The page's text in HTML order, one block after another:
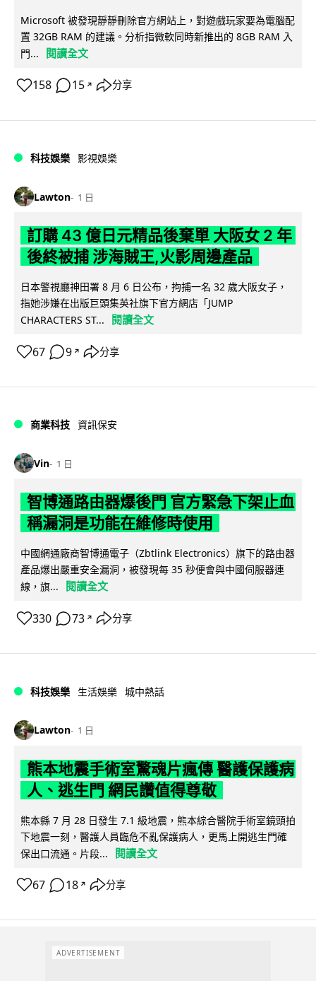
Microsoft 被發現靜靜刪除官方網站上，對遊戲玩家要為電腦配
置 32GB RAM 的建議。分析指微軟同時新推出的 8GB RAM 入
門...
閱讀全文
158 15 ↗ 分享
科技娛樂 影視娛樂
Lawton 1 日
訂購 43 億日元精品後棄單 大阪女 2 年
後終被捕 涉海賊王,火影周邊產品
日本警視廳神田署 8 月 6 日公布，拘捕一名 32 歲大阪女子，
指她涉嫌在出版巨頭集英社旗下官方網店「JUMP
CHARACTERS ST...
閱讀全文
67 9 ↗ 分享
商業科技 資訊保安
Vin 1 日
智博通路由器爆後門 官方緊急下架止血
稱漏洞是功能在維修時使用
中國網通廠商智博通電子（Zbtlink Electronics）旗下的路由器
產品爆出嚴重安全漏洞，被發現每 35 秒便會與中國伺服器連
線，旗...
閱讀全文
330 73 ↗ 分享
科技娛樂 生活娛樂 城中熱話
Lawton 1 日
熊本地震手術室驚魂片瘋傳 醫護保護病
人、逃生門 網民讚值得尊敬
熊本縣 7 月 28 日發生 7.1 級地震，熊本綜合醫院手術室鏡頭拍
下地震一刻，醫護人員臨危不亂保護病人，更馬上開逃生門確
保出口流通。片段...
閱讀全文
67 18 ↗ 分享
ADVERTISEMENT